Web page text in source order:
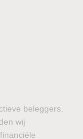
beleggers.
wij